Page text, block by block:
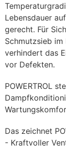
Lebensdauer
gerecht. Für
Schmutzsieb
verhindert das
vor Defekten.
POWERTROL
Das zeich­net
- Kraftvoller